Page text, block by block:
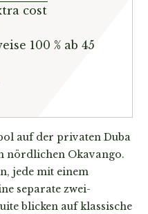
cost
100 % ab 45
auf der privaten Duba
nördlichen Okavango.
jede mit einem
separate zwei-
blicken auf klassische